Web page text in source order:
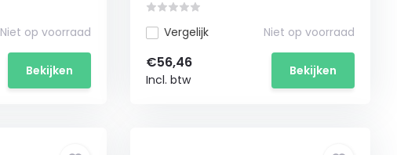
Niet op voorraad
Bekijken
Vergelijk Niet op voorraad
€56,46
Incl. btw
Bekijken